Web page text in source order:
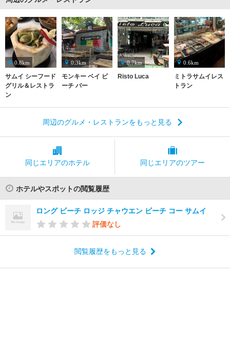
0.8km
サムイ シーフード
グリル＆レストラ
ン
0.3km
モンキー ベイ ビ
ーチ バー
0.7km
Risto Luca
0.6km
ミトラサムイレス
トラン
周辺のグルメ・レストランをもっと見る
同じエリアのホテル 同じエリアのツアー
ホテルやスポットの閲覧履歴
ロング ビーチ ロッジ チャウエン ビーチ コー サムイ
評価なし
閲覧履歴をもっと見る